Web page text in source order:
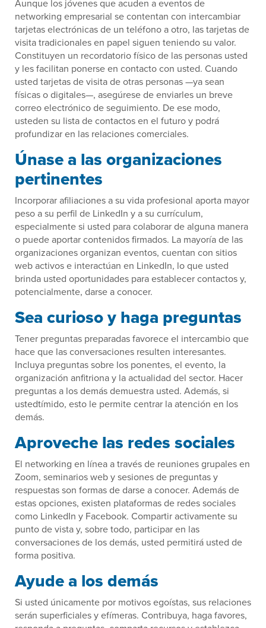
Aunque los jóvenes que acuden a eventos de
networking empresarial se contentan con intercambiar
tarjetas electrónicas de un teléfono a otro, las tarjetas de
visita tradicionales en papel siguen teniendo su valor.
Constituyen un recordatorio físico de las personas usted
y les facilitan ponerse en contacto con usted. Cuando
usted tarjetas de visita de otras personas —ya sean
físicas o digitales—, asegúrese de enviarles un breve
correo electrónico de seguimiento. De ese modo,
usteden su lista de contactos en el futuro y podrá
profundizar en las relaciones comerciales.
Únase a las organizaciones
pertinentes
Incorporar afiliaciones a su vida profesional aporta mayor
peso a su perfil de LinkedIn y a su currículum,
especialmente si usted para colaborar de alguna manera
o puede aportar contenidos firmados. La mayoría de las
organizaciones organizan eventos, cuentan con sitios
web activos e interactúan en LinkedIn, lo que usted
brinda usted oportunidades para establecer contactos y,
potencialmente, darse a conocer.
Sea curioso y haga preguntas
Tener preguntas preparadas favorece el intercambio que
hace que las conversaciones resulten interesantes.
Incluya preguntas sobre los ponentes, el evento, la
organización anfitriona y la actualidad del sector. Hacer
preguntas a los demás demuestra usted. Además, si
ustedtímido, esto le permite centrar la atención en los
demás.
Aproveche las redes sociales
El networking en línea a través de reuniones grupales en
Zoom, seminarios web y sesiones de preguntas y
respuestas son formas de darse a conocer. Además de
estas opciones, existen plataformas de redes sociales
como LinkedIn y Facebook. Compartir activamente su
punto de vista y, sobre todo, participar en las
conversaciones de los demás, usted permitirá usted de
forma positiva.
Ayude a los demás
Si usted únicamente por motivos egoístas, sus relaciones
serán superficiales y efímeras. Contribuya, haga favores,